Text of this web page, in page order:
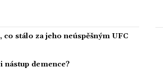
stálo za jeho neúspěšným UFC
demence?